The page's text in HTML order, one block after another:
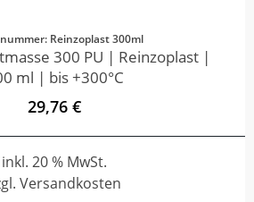
Reinzoplast 300ml
300 PU | Reinzoplast |
ml | bis +300°C
29,76 €
inkl. 20 % MwSt.
Versandkosten